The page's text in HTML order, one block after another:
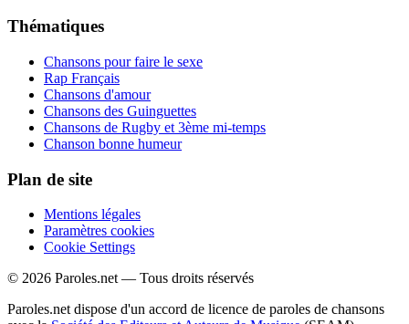
Thématiques
Chansons pour faire le sexe
Rap Français
Chansons d'amour
Chansons des Guinguettes
Chansons de Rugby et 3ème mi-temps
Chanson bonne humeur
Plan de site
Mentions légales
Paramètres cookies
Cookie Settings
© 2026 Paroles.net — Tous droits réservés
Paroles.net dispose d'un accord de licence de paroles de chansons